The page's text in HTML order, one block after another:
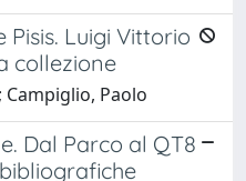
Pisis. Luigi Vittorio
collezione
Campiglio, Paolo
Dal Parco al QT8